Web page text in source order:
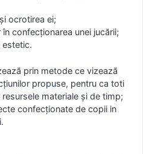
ocrotirea ei;
confecţionarea unei jucării;
estetic.
prin metode ce vizează
propuse, pentru ca toti
materiale şi de timp;
confecţionate de copii in